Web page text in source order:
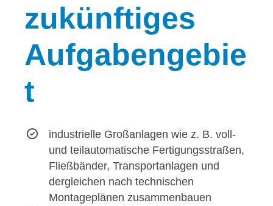
zukünftiges
Aufgabengebie
t
industrielle Großanlagen wie z. B. voll-
und teilautomatische Fertigungsstraßen,
Fließbänder, Transportanlagen und
dergleichen nach technischen
Montageplänen zusammenbauen